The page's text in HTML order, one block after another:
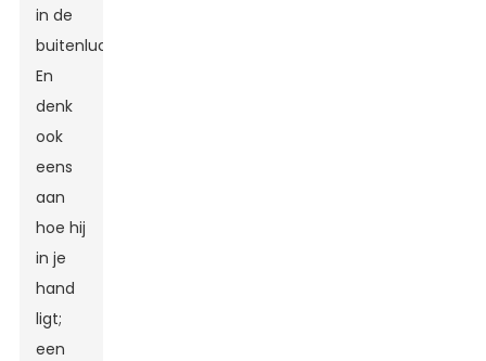
in de
buitenlucht.
En
denk
ook
eens
aan
hoe hij
in je
hand
ligt;
een